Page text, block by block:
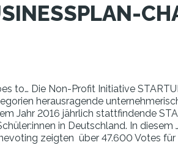
to… Die Non-Profit Initiative
herausragende
Jahr 2016 jährlich stattfindende
in Deutschland. In
zeigten über 47.600 Votes